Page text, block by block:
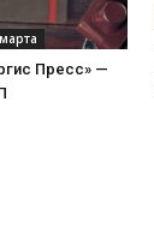
Пресс» —